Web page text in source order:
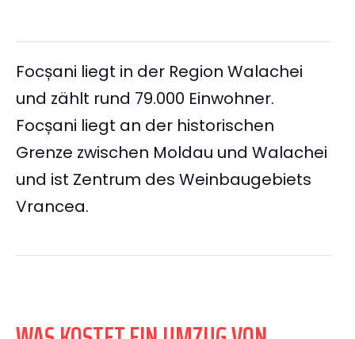
Focșani liegt in der Region Walachei
und zählt rund 79.000 Einwohner.
Focșani liegt an der historischen
Grenze zwischen Moldau und Walachei
und ist Zentrum des Weinbaugebiets
Vrancea.